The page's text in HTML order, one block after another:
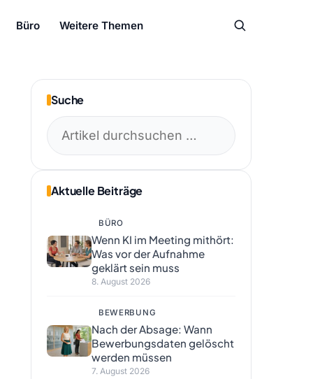
Büro Weitere Themen
Suche
Aktuelle Beiträge
BÜRO
Wenn KI im Meeting mithört:
Was vor der Aufnahme
geklärt sein muss
8. August 2026
BEWERBUNG
Nach der Absage: Wann
Bewerbungsdaten gelöscht
werden müssen
7. August 2026